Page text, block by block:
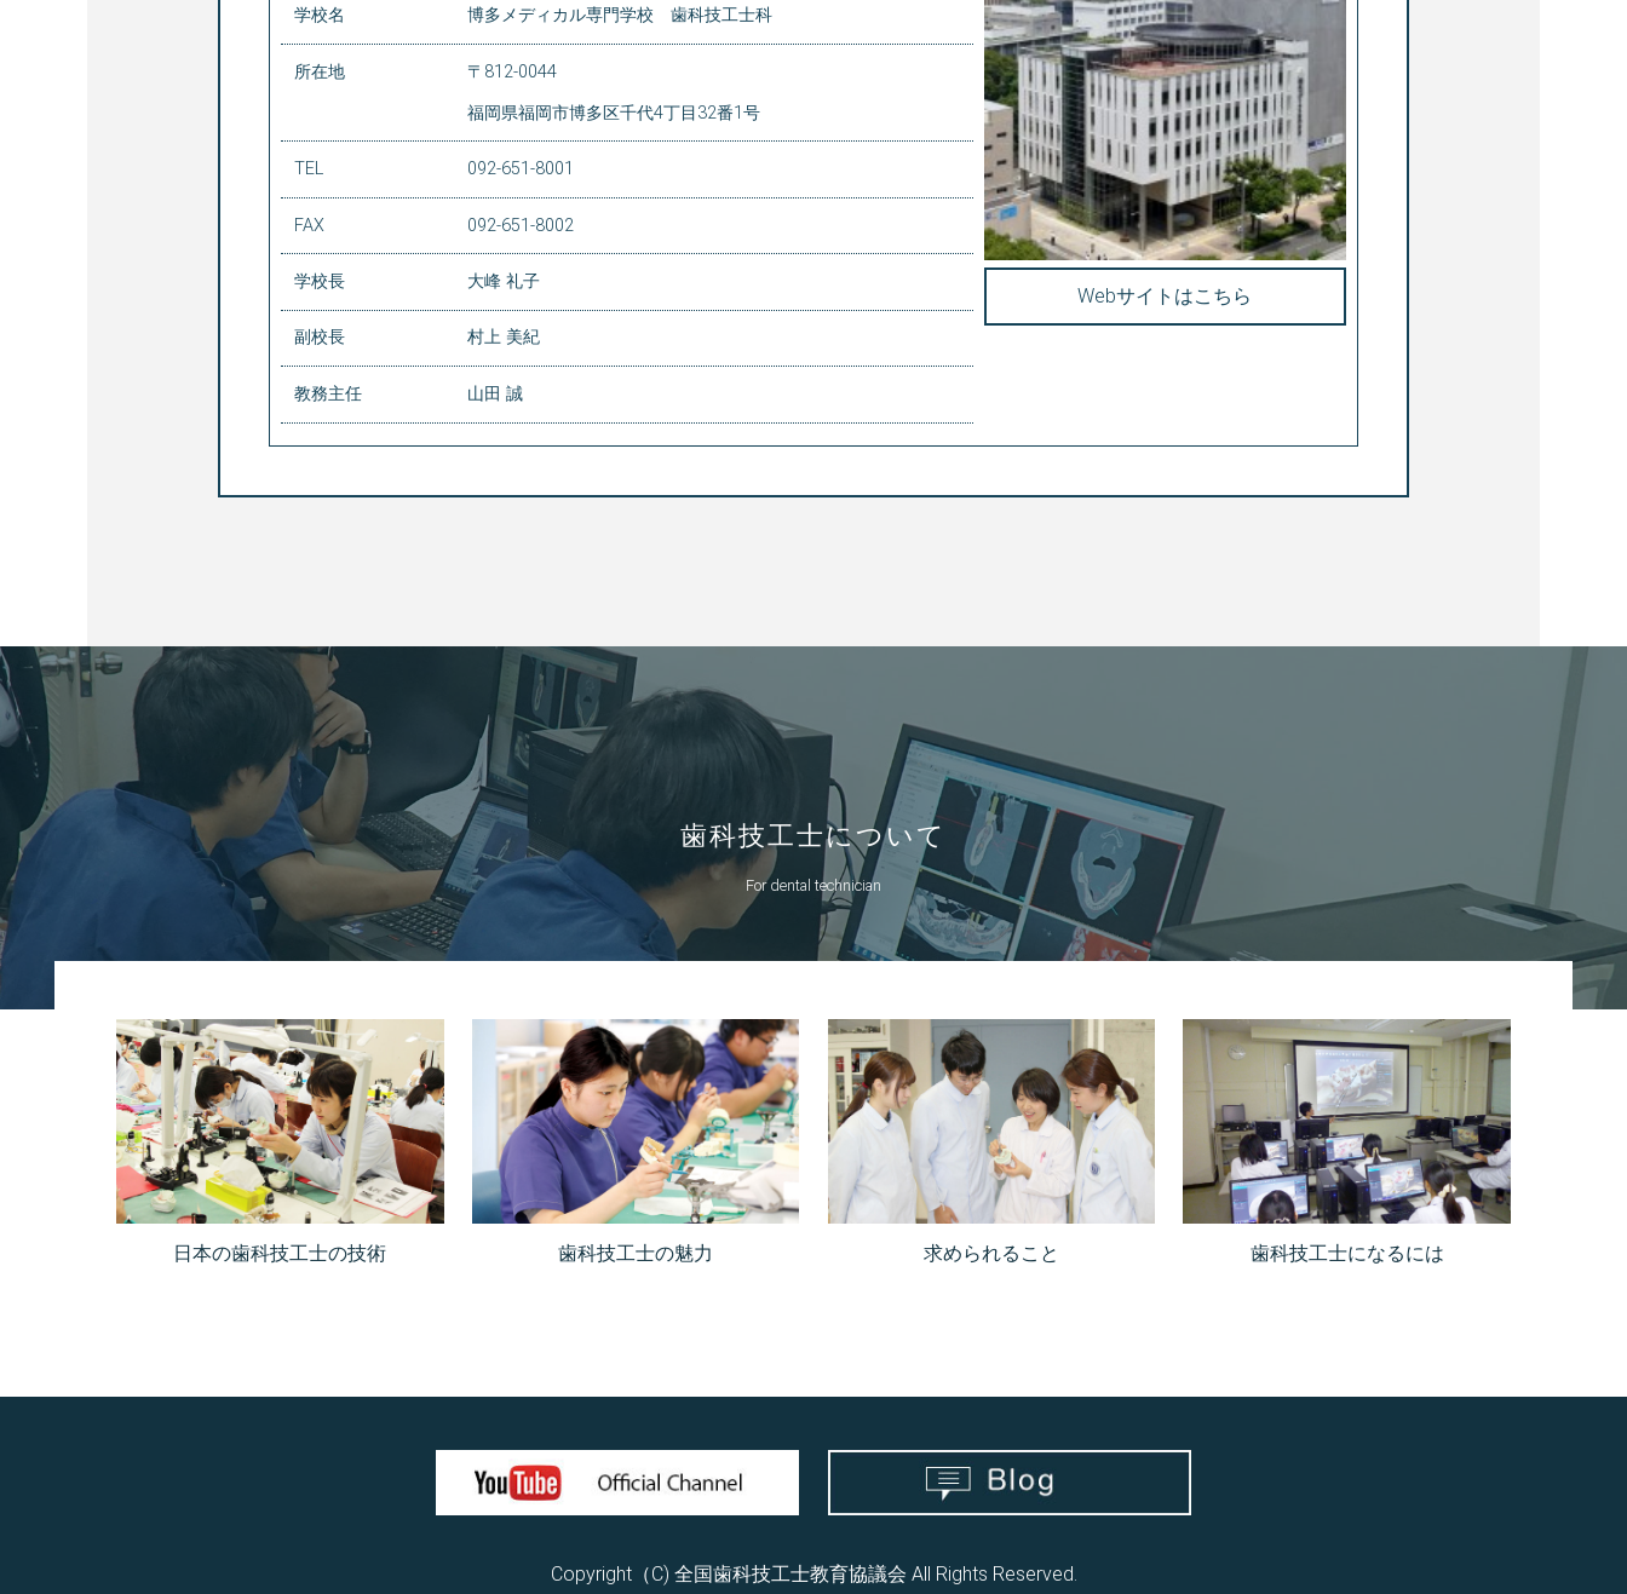
Webサイトはこちら
学校名 博多メディカル専門学校 歯科技工士科
所在地
〒812-0044
福岡県福岡市博多区千代4丁目32番1号
TEL 092-651-8001
FAX 092-651-8002
学校長 大峰 礼子
副校長 村上 美紀
教務主任 山田 誠
歯科技工士について
For dental technician
日本の歯科技工士の技術 歯科技工士の魅力 求められること 歯科技工士になるには
Copyright（C) 全国歯科技工士教育協議会 All Rights Reserved.